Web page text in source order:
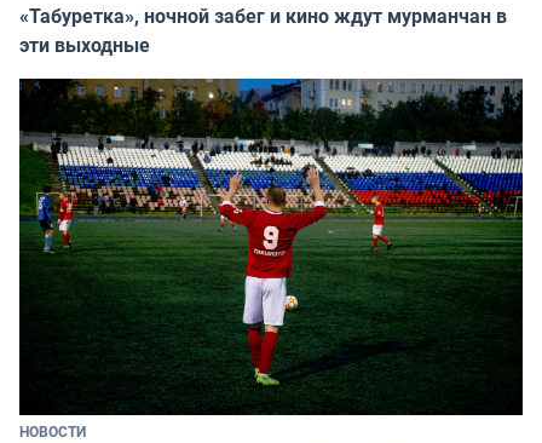
«Табуретка», ночной забег и кино ждут мурманчан в
эти выходные
НОВОСТИ